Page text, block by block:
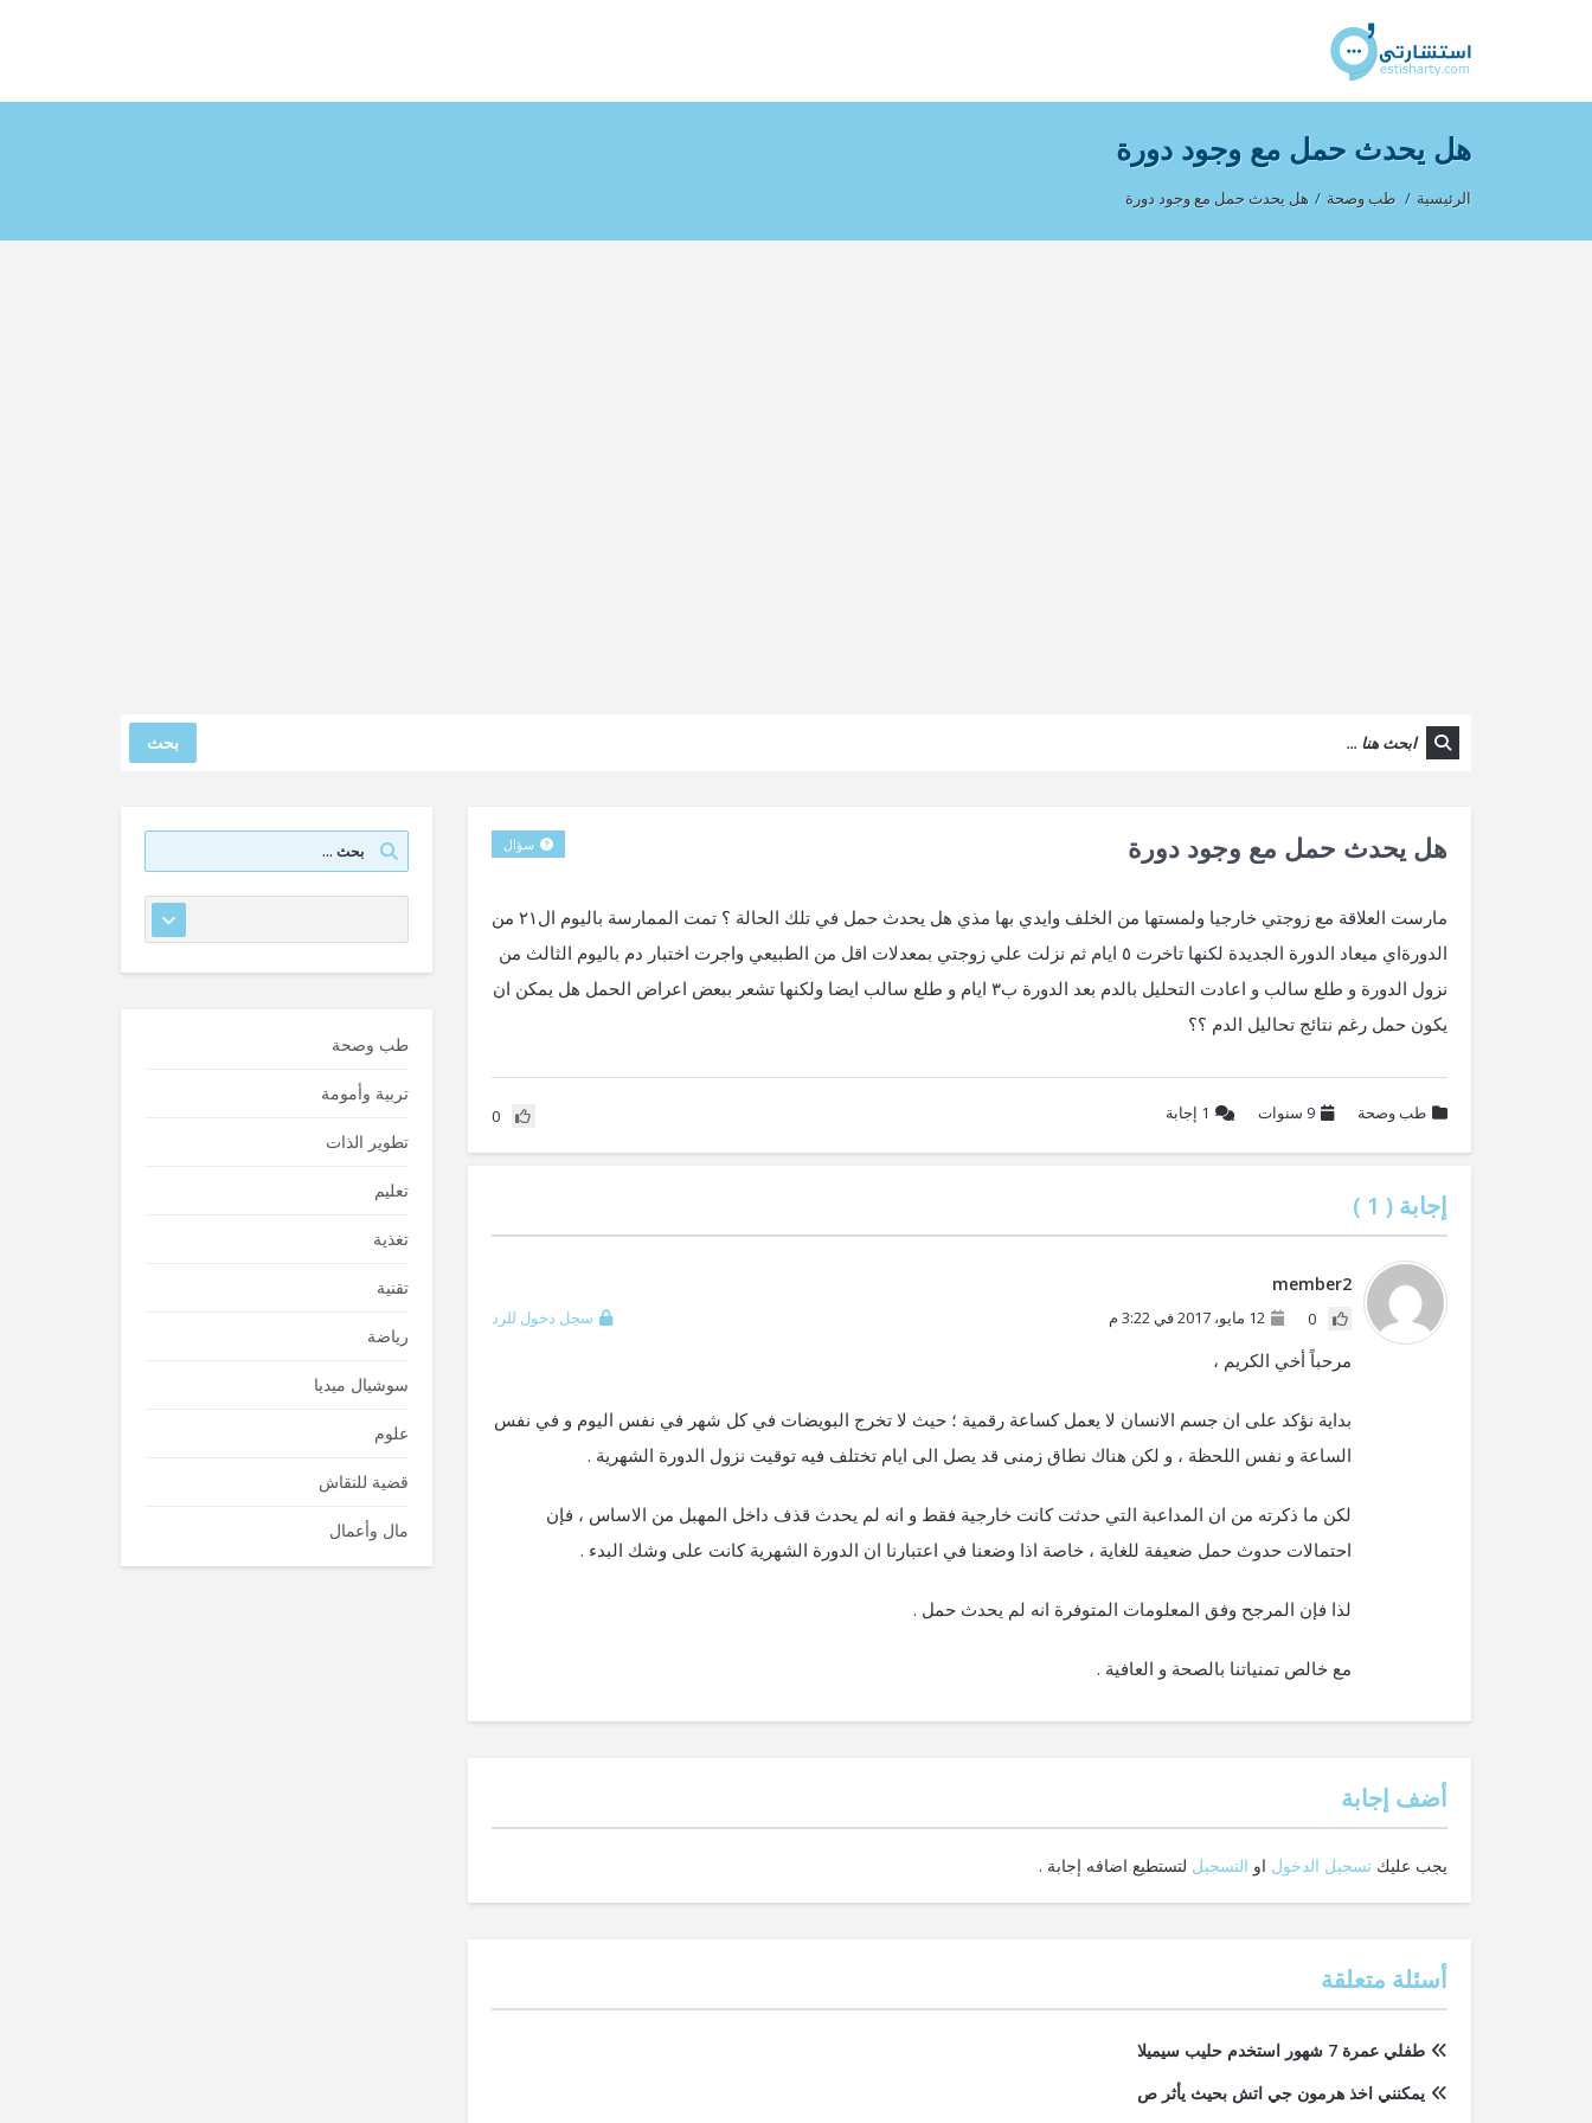
هل يحدث حمل مع وجود دورة
الرئيسية / طب وصحة / هل يحدث حمل مع وجود دورة
بحث
هل يحدث حمل مع وجود دورة سؤال
مارست العلاقة مع زوجتي خارجيا ولمستها من الخلف وايدي بها مذي هل يحدث حمل في تلك الحالة ؟ تمت الممارسة باليوم ال٢١ من
الدورةاي ميعاد الدورة الجديدة لكنها تاخرت ٥ ايام ثم نزلت علي زوجتي بمعدلات اقل من الطبيعي واجرت اختبار دم باليوم الثالث من
نزول الدورة و طلع سالب و اعادت التحليل بالدم بعد الدورة ب٣ ايام و طلع سالب ايضا ولكنها تشعر ببعض اعراض الحمل هل يمكن ان
يكون حمل رغم نتائج تحاليل الدم ؟؟
طب وصحة 9 سنوات 1 إجابة 0
إجابة ( 1
)
member2
0 12 مايو، 2017 في 3:22 م سجل دخول للرد
مرحباً أخي الكريم ،
بداية نؤكد على ان جسم الانسان لا يعمل كساعة رقمية ؛ حيث لا تخرج البويضات في كل شهر في نفس اليوم و في نفس
الساعة و نفس اللحظة ، و لكن هناك نطاق زمنى قد يصل الى ايام تختلف فيه توقيت نزول الدورة الشهرية .
لكن ما ذكرته من ان المداعبة التي حدثت كانت خارجية فقط و انه لم يحدث قذف داخل المهبل من الاساس ، فإن
احتمالات حدوث حمل ضعيفة للغاية ، خاصة اذا وضعنا في اعتبارنا ان الدورة الشهرية كانت على وشك البدء .
لذا فإن المرجح وفق المعلومات المتوفرة انه لم يحدث حمل .
مع خالص تمنياتنا بالصحة و العافية .
‫أضف إجابة
يجب عليك تسجيل الدخول او التسجيل لتستطيع اضافه إجابة .
أسئلة متعلقة
طفلي عمرة 7 شهور استخدم حليب سيميلا
يمكنني اخذ هرمون جي اتش بحيث يأثر ص
طب وصحة
تربية وأمومة
تطوير الذات
تعليم
تغذية
تقنية
رياضة
سوشيال ميديا
علوم
قضية للنقاش
مال وأعمال